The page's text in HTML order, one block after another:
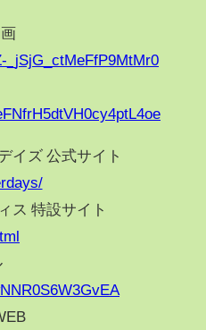
_jSjG_ctMeFfP9MtMr0
イズ 公式サイト
ス 特設サイト